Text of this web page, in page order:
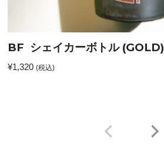
BF シェイカーボトル (GOLD)
¥1,320 (税込)